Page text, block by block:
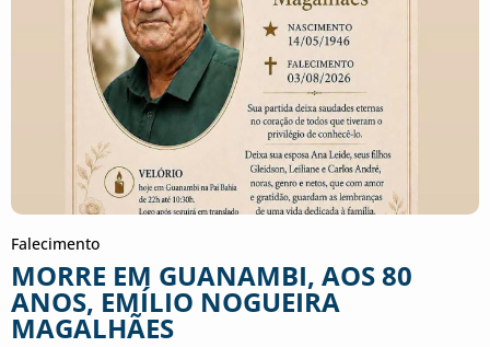
Falecimento
MORRE EM GUANAMBI, AOS 80
ANOS, EMÍLIO NOGUEIRA
MAGALHÃES